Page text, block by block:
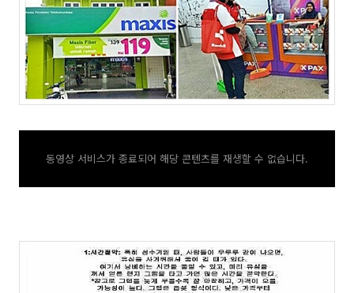
동영상 서비스가 종료되어 해당 콘텐츠를 재생할 수 없습니다.